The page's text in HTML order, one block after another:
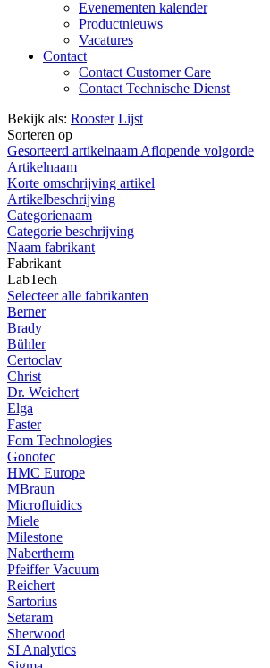
Evenementen kalender
Productnieuws
Vacatures
Contact
Contact Customer Care
Contact Technische Dienst
Bekijk als: Rooster Lijst
Sorteren op
Gesorteerd artikelnaam Aflopende volgorde
Artikelnaam
Korte omschrijving artikel
Artikelbeschrijving
Categorienaam
Categorie beschrijving
Naam fabrikant
Fabrikant
LabTech
Selecteer alle fabrikanten
Berner
Brady
Bühler
Certoclav
Christ
Dr. Weichert
Elga
Faster
Fom Technologies
Gonotec
HMC Europe
MBraun
Microfluidics
Miele
Milestone
Nabertherm
Pfeiffer Vacuum
Reichert
Sartorius
Setaram
Sherwood
SI Analytics